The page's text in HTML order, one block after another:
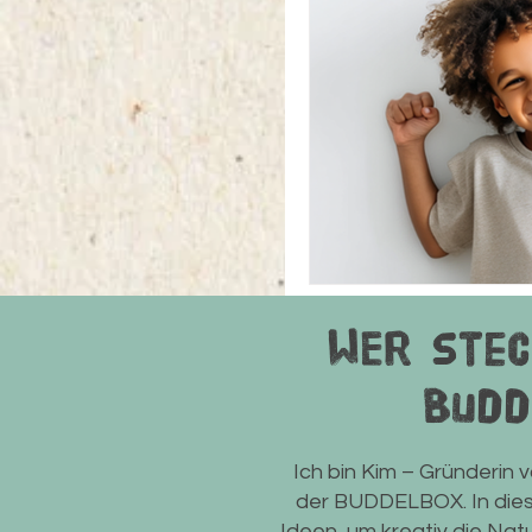
WEr
Ich bin Kim – Gründerin
der BUDDELBOX. In